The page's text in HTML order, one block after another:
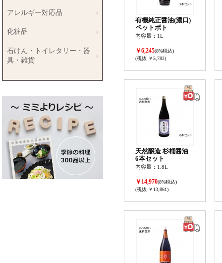
有機純正醤油(濃口)
ペットボト
内容量：1L
￥6,245(8%税込)
(税抜 ￥5,782)
天然醸造 杉桶醤油
6本セット
内容量：1.8L
￥14,970(8%税込)
(税抜 ￥13,861)
アレルギー対応品
化粧品
石けん・トイレタリー・器
具・雑貨